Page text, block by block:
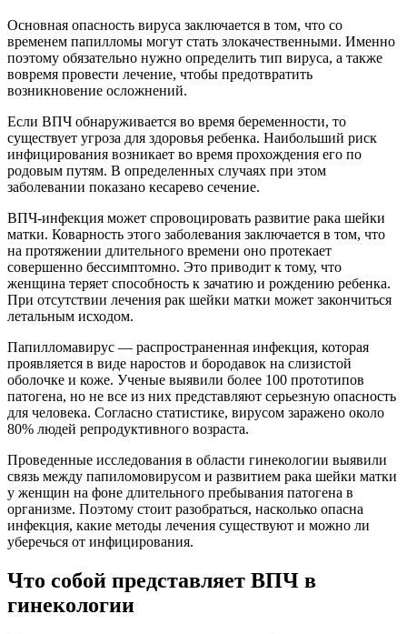
Основная опасность вируса заключается в том, что со
временем папилломы могут стать злокачественными. Именно
поэтому обязательно нужно определить тип вируса, а также
вовремя провести лечение, чтобы предотвратить
возникновение осложнений.
Если ВПЧ обнаруживается во время беременности, то
существует угроза для здоровья ребенка. Наибольший риск
инфицирования возникает во время прохождения его по
родовым путям. В определенных случаях при этом
заболевании показано кесарево сечение.
ВПЧ-инфекция может спровоцировать развитие рака шейки
матки. Коварность этого заболевания заключается в том, что
на протяжении длительного времени оно протекает
совершенно бессимптомно. Это приводит к тому, что
женщина теряет способность к зачатию и рождению ребенка.
При отсутствии лечения рак шейки матки может закончиться
летальным исходом.
Папилломавирус — распространенная инфекция, которая
проявляется в виде наростов и бородавок на слизистой
оболочке и коже. Ученые выявили более 100 прототипов
патогена, но не все из них представляют серьезную опасность
для человека. Согласно статистике, вирусом заражено около
80% людей репродуктивного возраста.
Проведенные исследования в области гинекологии выявили
связь между папиломовирусом и развитием рака шейки матки
у женщин на фоне длительного пребывания патогена в
организме. Поэтому стоит разобраться, насколько опасна
инфекция, какие методы лечения существуют и можно ли
уберечься от инфицирования.
Что собой представляет ВПЧ в
гинекологии